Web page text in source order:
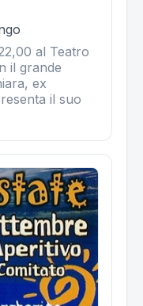
al Teatro
il grande
ex
il suo